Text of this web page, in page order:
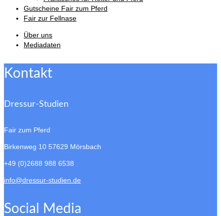
Gutscheine Fair zum Pferd
Fair zur Fellnase
Über uns
Mediadaten
Kontakt
Dressur-Studien
Fair zum Pferd
Birkenweg 10 57629 Mörsbach
+49 (0)2688 988 6538
info@dressur-studien.de
Social Media